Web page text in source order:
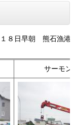
８日早朝 熊石漁港
サーモン